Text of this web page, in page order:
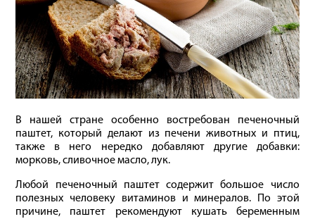
В нашей стране особенно востребован печеночный
паштет, который делают из печени животных и птиц,
также в него нередко добавляют другие добавки:
морковь, сливочное масло, лук.
Любой печеночный паштет содержит большое число
полезных человеку витаминов и минералов. По этой
причине, паштет рекомендуют кушать беременным